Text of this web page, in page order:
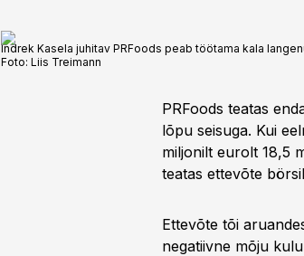
Indrek Kasela juhitav PRFoods peab töötama kala
Foto: Liis Treimann
PRFoods teatas
lõpu seisuga. Kui
miljonilt eurolt 18,5
teatas ettevõte
Ettevõte tõi
negatiivne mõju